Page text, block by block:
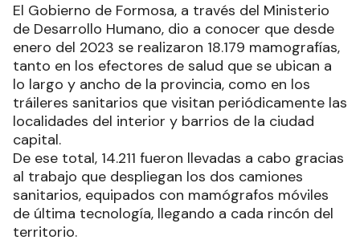
El Gobierno de Formosa, a través del Ministerio
de Desarrollo Humano, dio a conocer que desde
enero del 2023 se realizaron 18.179 mamografías,
tanto en los efectores de salud que se ubican a
lo largo y ancho de la provincia, como en los
tráileres sanitarios que visitan periódicamente las
localidades del interior y barrios de la ciudad
capital.
De ese total, 14.211 fueron llevadas a cabo gracias
al trabajo que despliegan los dos camiones
sanitarios, equipados con mamógrafos móviles
de última tecnología, llegando a cada rincón del
territorio.